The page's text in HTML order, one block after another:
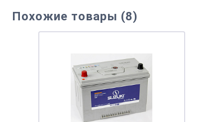
Похожие товары (8)